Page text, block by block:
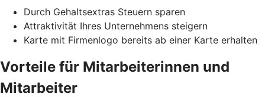
Durch Gehaltsextras Steuern sparen
Attraktivität Ihres Unternehmens steigern
Karte mit Firmenlogo bereits ab einer Karte erhalten
Vorteile für Mitarbeiterinnen und
Mitarbeiter